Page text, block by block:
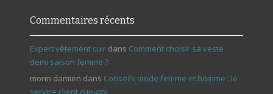
Commentaires récents
Expert vêtement cuirdans Comment choisir sa veste
demi saison femme ?
morin damien dans Conseils mode femme et homme : le
service client cuir-city